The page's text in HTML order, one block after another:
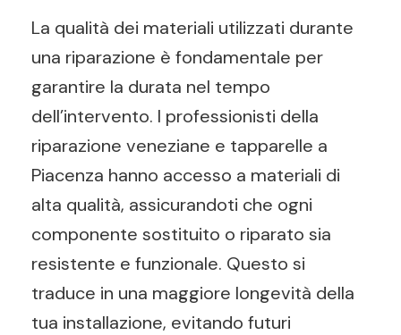
La qualità dei materiali utilizzati durante
una riparazione è fondamentale per
garantire la durata nel tempo
dell’intervento. I professionisti della
riparazione veneziane e tapparelle a
Piacenza hanno accesso a materiali di
alta qualità, assicurandoti che ogni
componente sostituito o riparato sia
resistente e funzionale. Questo si
traduce in una maggiore longevità della
tua installazione, evitando futuri